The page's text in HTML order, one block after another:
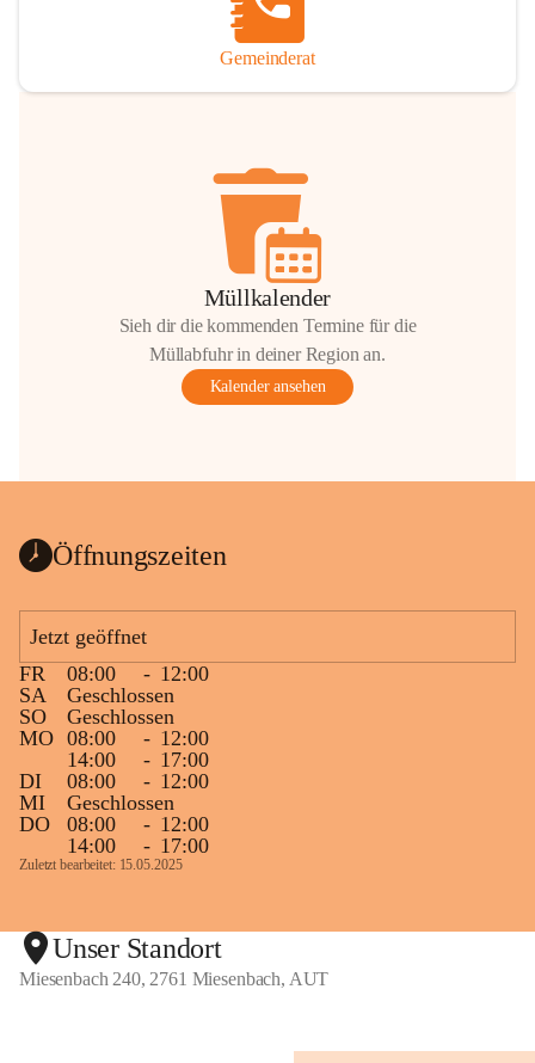
Gemeinderat
Müllkalender
Sieh dir die kommenden Termine für die
Müllabfuhr in deiner Region an.
Kalender ansehen
Öffnungszeiten
Jetzt geöffnet
FR
08:00 - 12:00
SA
Geschlossen
SO
Geschlossen
MO 08:00 - 12:00
14:00
- 17:00
DI
08:00 - 12:00
MI
Geschlossen
DO
08:00 - 12:00
14:00
- 17:00
Zuletzt bearbeitet: 15.05.2025
Unser Standort
Miesenbach 240, 2761 Miesenbach, AUT